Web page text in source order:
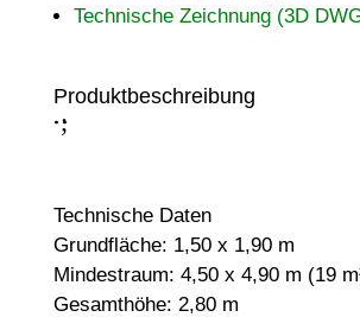
Technische Zeichnung (3D
Produktbeschreibung
:
;
Technische Daten
Grundfläche: 1,50 x 1,90 m
Mindestraum: 4,50 x 4,90 m (19
Gesamthöhe: 2,80 m